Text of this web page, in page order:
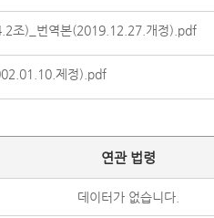
조)_번역본(2019.12.27.개정).pdf
제정).pdf
연관 법령
데이터가 없습니다.